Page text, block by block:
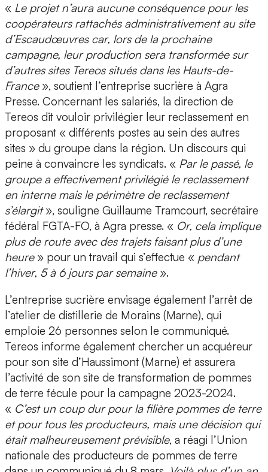
« Le projet n’aura aucune conséquence pour les
coopérateurs rattachés administrativement au site
d’Escaudœuvres car, lors de la prochaine
campagne, leur production sera transformée sur
d’autres sites Tereos situés dans les Hauts-de-
France», soutient l’entreprise sucrière à Agra
Presse. Concernant les salariés, la direction de
Tereos dit vouloir privilégier leur reclassement en
proposant « différents postes au sein des autres
sites » du groupe dans la région. Un discours qui
peine à convaincre les syndicats. « Par le passé, le
groupe a effectivement privilégié le reclassement
en interne mais le périmètre de reclassement
s’élargit», souligne Guillaume Tramcourt, secrétaire
fédéral FGTA-FO, à Agra presse. « Or, cela implique
plus de route avec des trajets faisant plus d’une
heure» pour un travail qui s’effectue « pendant
l’hiver, 5 à 6 jours par semaine ».
L’entreprise sucrière envisage également l’arrêt de
l’atelier de distillerie de Morains (Marne), qui
emploie 26 personnes selon le communiqué.
Tereos informe également chercher un acquéreur
pour son site d’Haussimont (Marne) et assurera
l’activité de son site de transformation de pommes
de terre fécule pour la campagne 2023-2024.
« C’est un coup dur pour la filière pommes de terre
et pour tous les producteurs, mais une décision qui
était malheureusement prévisible, a réagi l’Union
nationale des producteurs de pommes de terre